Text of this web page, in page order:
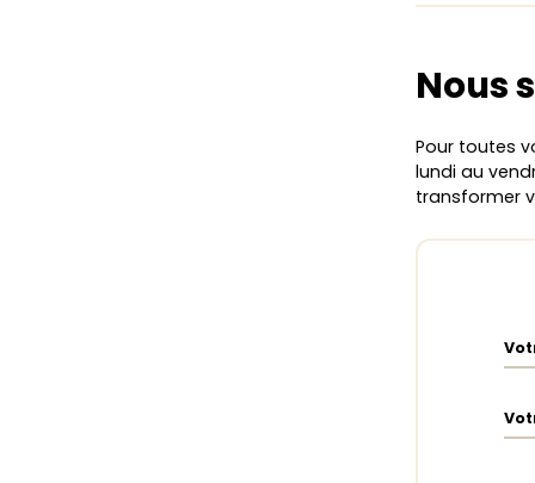
Nous
Pour toutes
lundi au
transformer